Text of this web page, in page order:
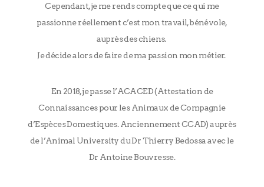
Cependant, je me rends compte que ce qui me
passionne réellement c’est mon travail, bénévole,
auprès des chiens.
Je décide alors de faire de ma passion mon métier.
En 2018, je passe l’ACACED (Attestation de
Connaissances pour les Animaux de Compagnie
d’Espèces Domestiques. Anciennement CCAD) auprès
de l’Animal University du Dr Thierry Bedossa avec le
Dr Antoine Bouvresse.